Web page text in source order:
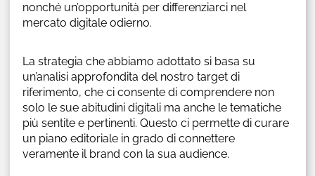
nonché un’opportunità per differenziarci nel
mercato digitale odierno.
La strategia che abbiamo adottato si basa su
un’analisi approfondita del nostro target di
riferimento, che ci consente di comprendere non
solo le sue abitudini digitali ma anche le tematiche
più sentite e pertinenti. Questo ci permette di curare
un piano editoriale in grado di connettere
veramente il brand con la sua audience.